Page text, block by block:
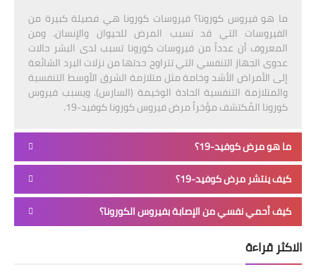
ما هو فيروس كورونا؟ فيروسات كورونا هي فصيلة كبيرة من
الفيروسات التي قد تسبب المرض للحيوان والإنسان. ومن
المعروف أن عدداً من فيروسات كورونا تسبب لدى البشر حالات
عدوى الجهاز التنفسي التي تتراوح حدتها من نزلات البرد الشائعة
إلى الأمراض الأشد وخامة مثل متلازمة الشرق الأوسط التنفسية
والمتلازمة التنفسية الحادة الوخيمة (السارس). ويسبب فيروس
كورونا المُكتشف مؤخراً مرض فيروس كورونا كوفيد-19.
ما هو مرض كوفيد-19؟
كيف ينتشر مرض كوفيد-19؟
كيف أحمي نفسي من الإصابة بفيروس الكورونا؟
الاكثر قراءة